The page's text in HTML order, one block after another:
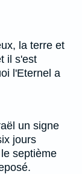
la terre et
il s'est
l'Eternel a
un signe
jours
septième